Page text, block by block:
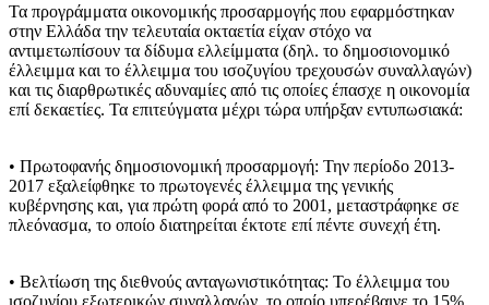
Τα προγράμματα οικονομικής προσαρμογής που εφαρμόστηκαν
στην Ελλάδα την τελευταία οκταετία είχαν στόχο να
αντιμετωπίσουν τα δίδυμα ελλείμματα (δηλ. το δημοσιονομικό
έλλειμμα και το έλλειμμα του ισοζυγίου τρεχουσών συναλλαγών)
και τις διαρθρωτικές αδυναμίες από τις οποίες έπασχε η οικονομία
επί δεκαετίες. Τα επιτεύγματα μέχρι τώρα υπήρξαν εντυπωσιακά:
• Πρωτοφανής δημοσιονομική προσαρμογή: Την περίοδο 2013-
2017 εξαλείφθηκε το πρωτογενές έλλειμμα της γενικής
κυβέρνησης και, για πρώτη φορά από το 2001, μεταστράφηκε σε
πλεόνασμα, το οποίο διατηρείται έκτοτε επί πέντε συνεχή έτη.
• Βελτίωση της διεθνούς ανταγωνιστικότητας: Το έλλειμμα του
ισοζυγίου εξωτερικών συναλλαγών, το οποίο υπερέβαινε το 15%